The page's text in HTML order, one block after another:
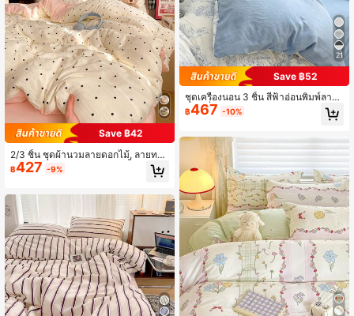
Save ฿42
2/3 ชิ้น ชุดผ้านวมลายดอกไม้, ลายทาง
& ลายสก๊อต, ปลอกผ้านวม 1 ชิ้น & ปลอ
กหมอน 1/2 ชิ้น (ไม่มีไส้), ผ้านุ่ม & ระบา
คู่, ควีน, คิง, ซักเครื่องได้
฿427 -9%
21
Save ฿52
ชุดเครื่องนอน 3 ชิ้น สีฟ้าอ่อนพิมพ์ลาย,
ชุดเครื่องนอนนุ่มพิเศษสำหรับห้องนอน
หอพัก, 1 ปลอกผ้านวม, 2 ปลอกหมอน, ไ
฿467 -10%